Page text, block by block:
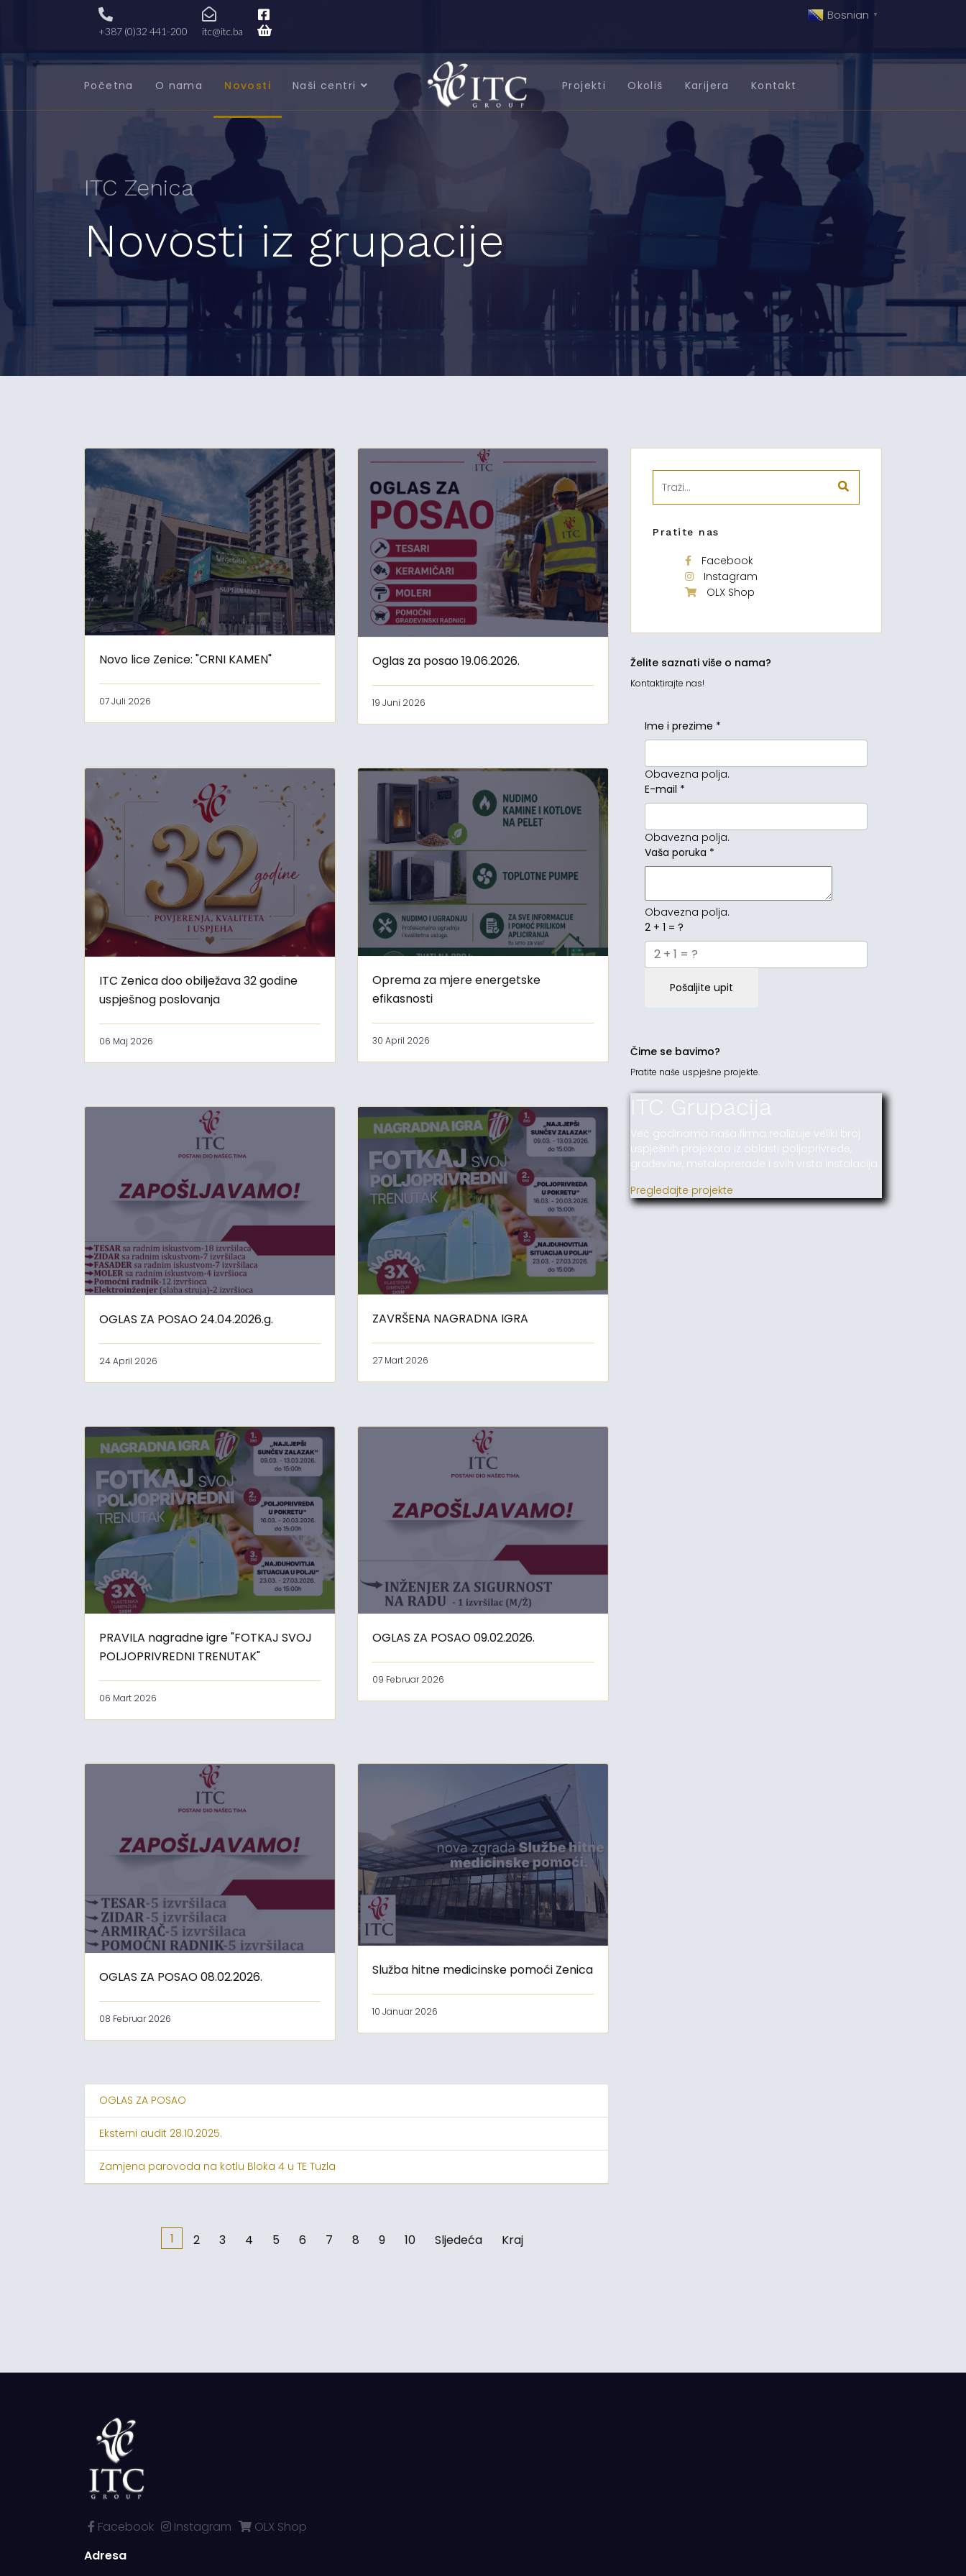
+387 (0)32 441-200 itc@itc.ba
Bosnian ▼
Početna O nama Novosti Naši centri Projekti Okoliš Karijera Kontakt
ITC Zenica
Novosti iz grupacije
Novo lice Zenice: "CRNI KAMEN"
07 Juli 2026
Oglas za posao 19.06.2026.
19 Juni 2026
ITC Zenica doo obilježava 32 godine
uspješnog poslovanja
06 Maj 2026
Oprema za mjere energetske
efikasnosti
30 April 2026
OGLAS ZA POSAO 24.04.2026.g.
24 April 2026
ZAVRŠENA NAGRADNA IGRA
27 Mart 2026
PRAVILA nagradne igre "FOTKAJ SVOJ
POLJOPRIVREDNI TRENUTAK"
06 Mart 2026
OGLAS ZA POSAO 09.02.2026.
09 Februar 2026
OGLAS ZA POSAO 08.02.2026.
08 Februar 2026
Služba hitne medicinske pomoći Zenica
10 Januar 2026
OGLAS ZA POSAO
Eksterni audit 28.10.2025.
Zamjena parovoda na kotlu Bloka 4 u TE Tuzla
1 2 3 4 5 6 7 8 9 10 Sljedeća Kraj
Pratite nas
Facebook
Instagram
OLX Shop
Želite saznati više o nama?
Kontaktirajte nas!
Ime i prezime *
Obavezna polja.
E-mail *
Obavezna polja.
Vaša poruka *
Obavezna polja.
2 + 1 = ?
Pošaljite upit
Čime se bavimo?
Pratite naše uspješne projekte.
ITC Grupacija
Već godinama naša firma realizuje veliki broj
uspješnih projekata iz oblasti poljoprivrede,
građevine, metaloprerade i svih vrsta instalacija.
Pregledajte projekte
Facebook Instagram
OLX Shop
Adresa